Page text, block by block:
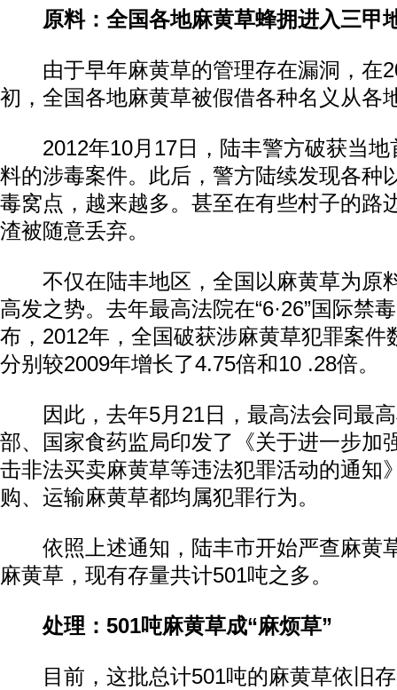
原料：全国各地麻黄草蜂拥进入三甲
由于早年麻黄草的管理存在漏洞，在
初，全国各地麻黄草被假借各种名义从各
2012年10月17日，陆丰警方破获当地
料的涉毒案件。此后，警方陆续发现各种
毒窝点，越来越多。甚至在有些村子的路
渣被随意丢弃。
不仅在陆丰地区，全国以麻黄草为原
高发之势。去年最高法院在“6·26”国际禁
布，2012年，全国破获涉麻黄草犯罪案件
分别较2009年增长了4.75倍和10 .28倍。
因此，去年5月21日，最高法会同最高
部、国家食药监局印发了《关于进一步加
击非法买卖麻黄草等违法犯罪活动的通知
购、运输麻黄草都均属犯罪行为。
依照上述通知，陆丰市开始严查麻黄
麻黄草，现有存量共计501吨之多。
处理：501吨麻黄草成“麻烦草”
目前，这批总计501吨的麻黄草依旧存